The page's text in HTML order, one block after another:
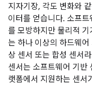
지자기장, 각도 변화와
이터를 얻습니다. 소프
를 모방하지만 물리적
는 하나 이상의 하드웨
상 센서 또는 합성 센서
센서는 소프트웨어 기반
랫폼에서 지원하는 센서